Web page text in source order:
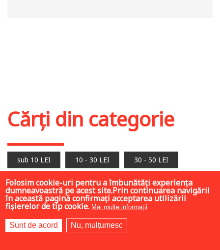
Cărți din categorie
sub 10 LEI 10 - 30 LEI 30 - 50 LEI
peste 50 LEI
Folosim cookie-uri pentru a îmbunătăți experiența
dumneavoastră pe acest site.Prin continuarea navigării
în această pagină confirmați acceptarea utilizării
fișierelor de tip cookie. Mai multe informații
Sunt de acord Nu, mulțumesc